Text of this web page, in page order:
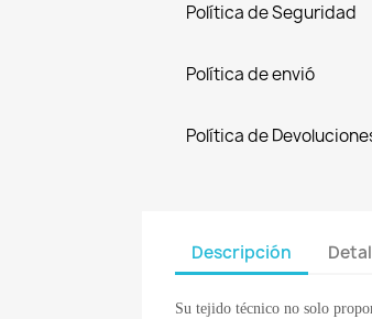
Política de Seguridad
Política de envió
Política de
Descripción
Su tejido técnico no solo